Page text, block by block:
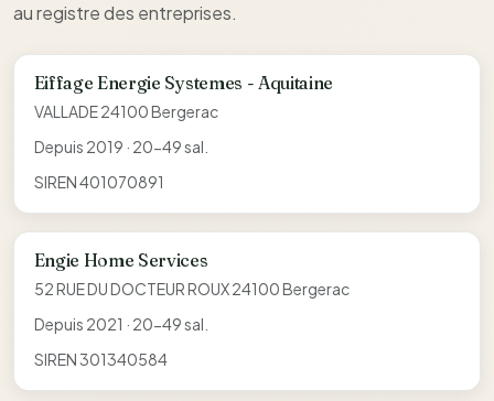
au registre des entreprises.
Eiffage Energie Systemes - Aquitaine
VALLADE 24100 Bergerac
Depuis 2019 · 20-49 sal.
SIREN 401070891
Engie Home Services
52 RUE DU DOCTEUR ROUX 24100 Bergerac
Depuis 2021 · 20-49 sal.
SIREN 301340584